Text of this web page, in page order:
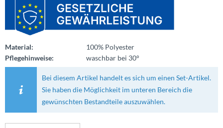
Material:
100% Polyester
Pflegehinweise:
waschbar bei 30°
Bei diesem Artikel handelt es sich um einen Set-Artikel.
Sie haben die Möglichkeit im unteren Bereich die
gewünschten Bestandteile auszuwählen.